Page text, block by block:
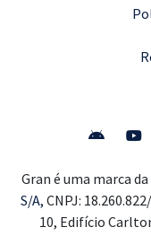
Gran é uma marca
S/A, CNPJ:
10, Edifício